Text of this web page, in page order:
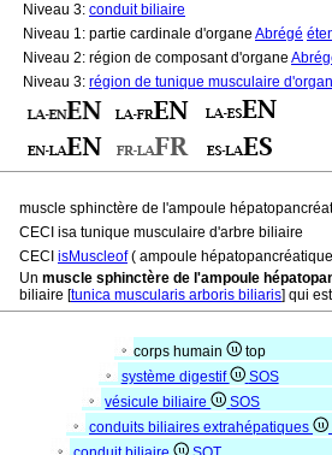
Niveau 3: conduit biliaire
Niveau 1: partie cardinale d'organe Abrégé
Niveau 2: région de composant d'organe
Niveau 3: région de tunique musculaire
muscle sphinctère de l'ampoule
CECI isa tunique musculaire d'arbre biliaire
CECI isMuscleof( ampoule
Un muscle sphinctère de l'ampoule
biliaire [tunica muscularis arboris biliaris] qui
corps humain
top
système digestif
SOS
vésicule biliaire
SOS
conduits biliaires extrahépatiques